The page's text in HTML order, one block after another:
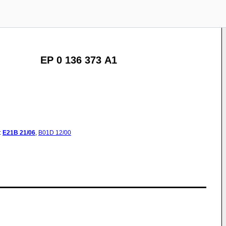
EP 0 136 373 A1
: E21B 21/06, B01D 12/00